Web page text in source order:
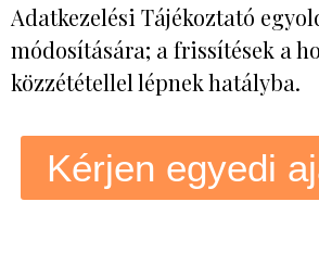
Adatkezelési Tájékoztató
módosítására; a frissítések a
közzététellel lépnek hatályba.
Kérjen egyedi